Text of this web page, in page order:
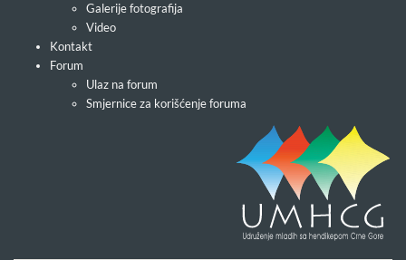
Galerije fotografija
Video
Kontakt
Forum
Ulaz na forum
Smjernice za korišćenje foruma